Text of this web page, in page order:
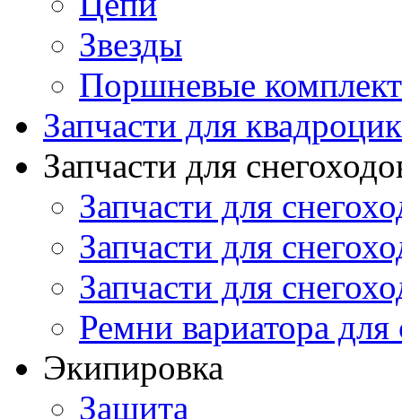
Звезды
Поршневые
Запчасти для
Запчасти для
Запчасти для
Запчасти для
Запчасти для
Ремни вариатора для
Экипировка
Защита